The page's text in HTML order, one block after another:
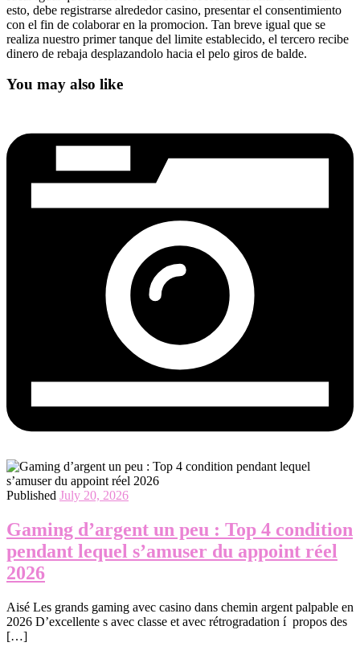
esto, debe registrarse alrededor casino, presentar el consentimiento
con el fin de colaborar en la promocion. Tan breve igual que se
realiza nuestro primer tanque del limite establecido, el tercero recibe
dinero de rebaja desplazandolo hacia el pelo giros de balde.
You may also like
Published July 20, 2026
Gaming d’argent un peu : Top 4 condition
pendant lequel s’amuser du appoint réel
2026
Aisé Les grands gaming avec casino dans chemin argent palpable en
2026 D’excellente s avec classe et avec rétrogradation í propos des
[…]